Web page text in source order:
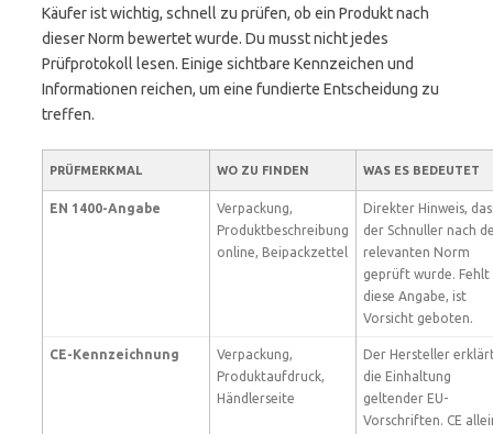
Käufer ist wichtig, schnell zu prüfen, ob ein Produkt nach
dieser Norm bewertet wurde. Du musst nicht jedes
Prüfprotokoll lesen. Einige sichtbare Kennzeichen und
Informationen reichen, um eine fundierte Entscheidung zu
treffen.
PRÜFMERKMAL WO ZU FINDEN WAS ES BEDEUTET
EN 1400-Angabe
Verpackung,
Produktbeschreibung
online, Beipackzettel
Direkter Hinweis,
der Schnuller nach
relevanten Norm
geprüft wurde. Fehlt
diese Angabe, ist
Vorsicht geboten.
CE-Kennzeichnung
Verpackung,
Produktaufdruck,
Händlerseite
Der Hersteller
die Einhaltung
geltender EU-
Vorschriften. CE